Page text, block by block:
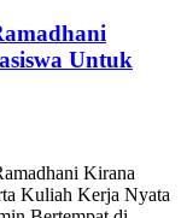
Untuk
Kirana
Kuliah Kerja Nyata